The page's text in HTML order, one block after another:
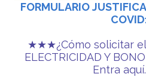
FORMULARIO
★★★¿Cómo solicitar
ELECTRICIDAD Y
Entra aquí.